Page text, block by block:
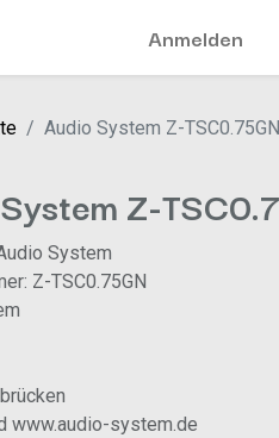
Anmelden
Audio System Z-
Z-
System
Z-TSC0.75GN
www.audio-system.de